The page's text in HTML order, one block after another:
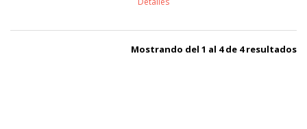
Mostrando del 1 al 4 de 4 resultados